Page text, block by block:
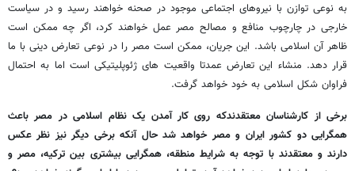
به نوعی توازن با نیروهای اجتماعی موجود در صحنه خواهند رسید و در سیاست
خارجی در چارچوب منافع و مصالح مصر عمل خواهند کرد، اگر چه ممکن است
ظاهر آن اسلامی باشد. این جریان، ممکن است مصر را در نوعی تعارض دینی با ما
قرار دهد. منشاء این تعارض عمدتا واقعیت های ژئوپلیتیکی است اما به احتمال
فراوان شکل اسلامی به خود خواهد گرفت.
برخی از کارشناسان معتقدندکه روی کار آمدن یک نظام اسلامی در مصر باعث
همگرایی دو کشور ایران و مصر خواهد شد حال آنکه برخی دیگر نیز نظر عکس
دارند و معتقدند با توجه به شرایط منطقه، همگرایی بیشتری بین ترکیه، مصر و